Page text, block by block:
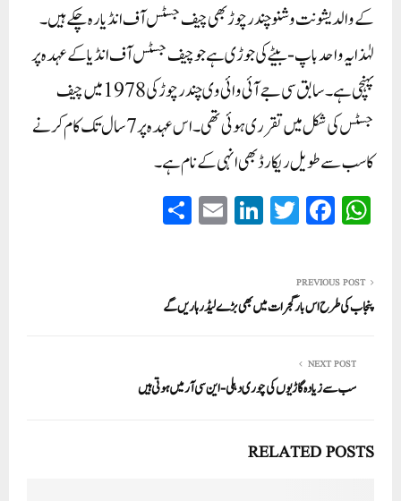
کے والد یشونت وشنو چندرچوڑ بھی چیف جسٹس آف انڈیا رہ چکے ہیں۔
لہٰذا یہ واحد باپ-بیٹے کی جوڑی ہے جو چیف جسٹس آف انڈیا کے عہدہ پر
پہنچی ہے۔ سابق سی جے آئی وائی وی چندرچوڑ کی 1978 میں چیف
جسٹس کی شکل میں تقرری ہوئی تھی۔ اس عہدہ پر 7 سال تک کام کرنے
کا سب سے طویل ریکارڈ بھی انہی کے نام ہے۔
W
ha
A
pp
Fa
ce
ok
T
wi
r
Li
nk
In
E
m
PREVIOUS POST
پنجاب کی طرح اس بار گجرات میں بھی بڑے لیڈر ہاریں گے
NEXT POST
سب سے زیادہ گاڑیوں کی چوری دہلی- این سی آر میں ہوتی ہیں
RELATED POSTS